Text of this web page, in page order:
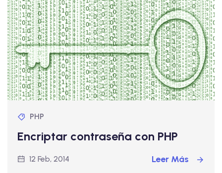
PHP
Encriptar contraseña con PHP
12 Feb, 2014 Leer Más